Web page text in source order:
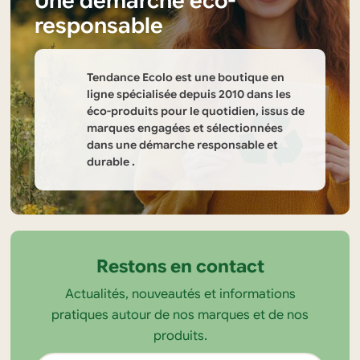
Informations
sur
boutique
Tendance
responsable
Tendance Ecolo est une boutique en
ligne spécialisée depuis 2010 dans les
éco-produits pour le quotidien, issus de
marques engagées et sélectionnées
dans une démarche responsable et
durable .
Restons en contact
Actualités, nouveautés et informations
pratiques autour de nos marques et de nos
produits.